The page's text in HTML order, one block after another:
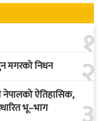
१
२
मगरको निधन
नेपालको ऐतिहासिक,
भू–भाग